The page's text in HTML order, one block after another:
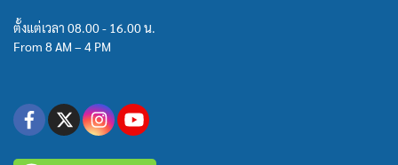
ตั้งแต่เวลา 08.00 - 16.00 น.
From 8 AM – 4 PM